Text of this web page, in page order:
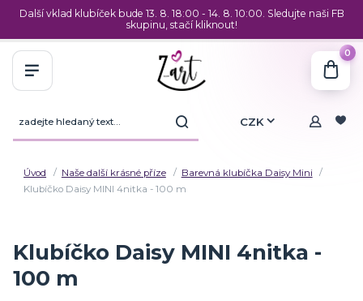
Další vklad klubíček bude 13. 8. 18:00 - 14. 8. 10:00. Sledujte naši FB
skupinu, stačí kliknout!
CZK
0
Úvod Naše další krásné příze
Barevná klubíčka Daisy Mini
Klubíčko Daisy MINI 4nitka - 100 m
Klubíčko Daisy MINI 4nitka -
100 m